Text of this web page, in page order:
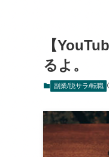
【
るよ。
副業/脱サラ/転職